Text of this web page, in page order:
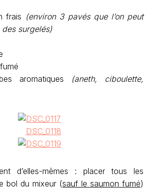
frais (environ 3 pavés que l’on peut
surgelés)
aromatiques (aneth, ciboulette,
d’elles-mêmes : placer tous les
bol du mixeur (sauf le saumon fumé)